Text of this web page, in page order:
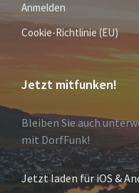
Anmelden
Cookie-Richtlinie (EU)
Jetzt mitfunken!
Bleiben Sie auch
mit DorfFunk!
Jetzt laden für iOS &